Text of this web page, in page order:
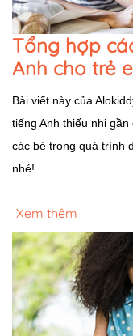
Tổng hợp
Anh cho trẻ
Bài viết này của
tiếng Anh thiếu nhi
các bé trong quá trình
nhé!
Xem thêm